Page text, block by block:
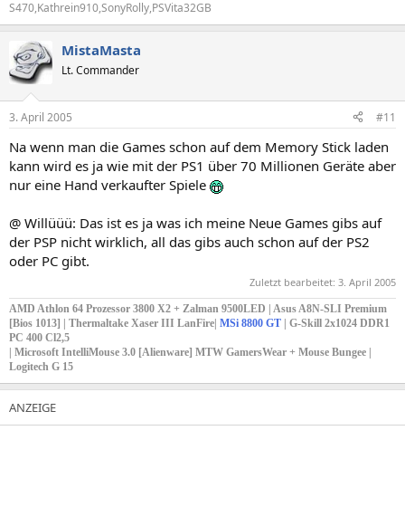
S470,Kathrein910,SonyRolly,PSVita32GB
MistaMasta
Lt. Commander
3. April 2005 #11
Na wenn man die Games schon auf dem Memory Stick laden
kann wird es ja wie mit der PS1 über 70 Millionen Geräte aber
nur eine Hand verkaufter Spiele
@ Willüüü: Das ist es ja was ich meine Neue Games gibs auf
der PSP nicht wirklich, all das gibs auch schon auf der PS2
oder PC gibt.
Zuletzt bearbeitet: 3. April 2005
AMD Athlon 64 Prozessor 3800 X2 + Zalman 9500LED | Asus A8N-SLI Premium
[Bios 1013] | Thermaltake Xaser III LanFire| MSi 8800 GT
| G-Skill 2x1024 DDR1
PC 400 Cl2,5
| Microsoft IntelliMouse 3.0 [Alienware] MTW GamersWear + Mouse Bungee |
Logitech G 15